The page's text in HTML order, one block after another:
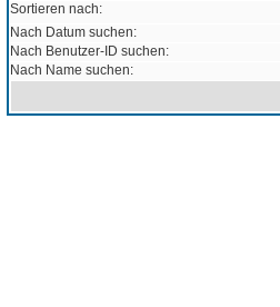
Sortieren nach:
Nach Datum suchen:
Nach Benutzer-ID suchen:
Nach Name suchen: